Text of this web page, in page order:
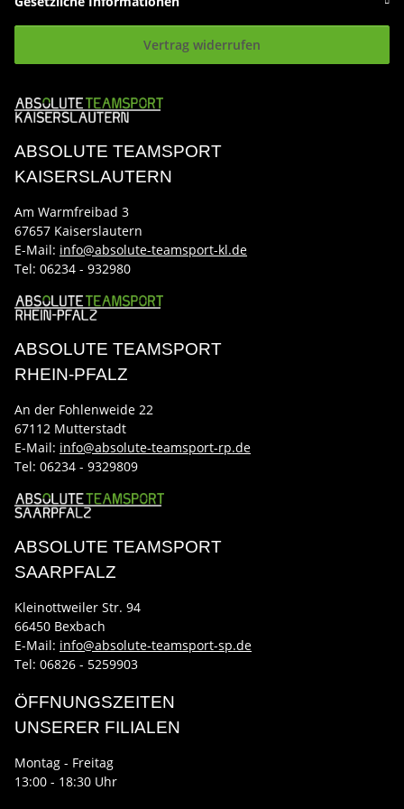
Vertrag widerrufen
ABSOLUTE TEAMSPORT
KAISERSLAUTERN
Am Warmfreibad 3
67657 Kaiserslautern
E-Mail: info@absolute-teamsport-kl.de
Tel: 06234 - 932980
ABSOLUTE TEAMSPORT
RHEIN-PFALZ
An der Fohlenweide 22
67112 Mutterstadt
E-Mail: info@absolute-teamsport-rp.de
Tel: 06234 - 9329809
ABSOLUTE TEAMSPORT
SAARPFALZ
Kleinottweiler Str. 94
66450 Bexbach
E-Mail: info@absolute-teamsport-sp.de
Tel: 06826 - 5259903
ÖFFNUNGSZEITEN
UNSERER FILIALEN
Montag - Freitag
13:00 - 18:30 Uhr